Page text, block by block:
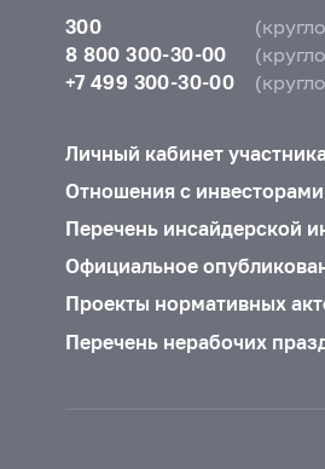
300
8 800 300-30-00
+7 499 300-30-00
Личный кабинет
Отношения с инвесторами
Перечень инсайдерской
Официальное
Проекты нормативных
Перечень нерабочих